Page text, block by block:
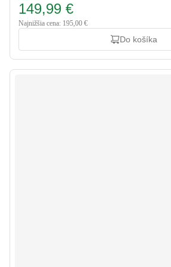
149,99 €
Najnižšia cena: 195,00 €
Do košíka